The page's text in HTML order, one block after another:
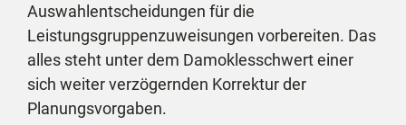
Auswahlentscheidungen für die
Leistungsgruppenzuweisungen vorbereiten. Das
alles steht unter dem Damoklesschwert einer
sich weiter verzögernden Korrektur der
Planungsvorgaben.